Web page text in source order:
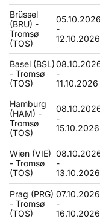
Brüssel
(BRU) -
Tromsø
(TOS)
05.10.2026
-
12.10.2026
Basel (BSL)
- Tromsø
(TOS)
-
11.10.2026
Hamburg
(HAM) -
Tromsø
(TOS)
-
15.10.2026
Wien (VIE)
- Tromsø
(TOS)
-
13.10.2026
Prag (PRG)
- Tromsø
(TOS)
07.10.2026
-
16.10.2026